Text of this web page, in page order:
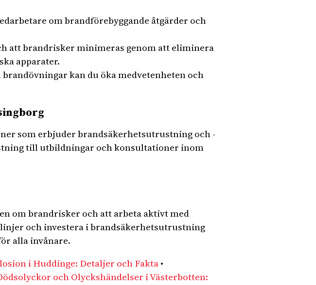
om brandförebyggande åtgärder och
att brandrisker minimeras genom att eliminera
apparater.
kan du öka medvetenheten och
som erbjuder brandsäkerhetsutrustning och -
till utbildningar och konsultationer inom
om brandrisker och att arbeta aktivt med
och investera i brandsäkerhetsutrustning
alla invånare.
i Huddinge: Detaljer och Fakta•
och Olyckshändelser i Västerbotten: